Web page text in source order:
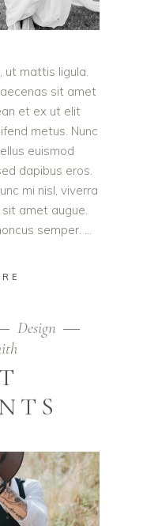
ut mattis ligula.
sit amet
et ex ut elit
metus. Nunc
euismod
dapibus eros.
mi nisl, viverra
amet augue.
semper.
Design